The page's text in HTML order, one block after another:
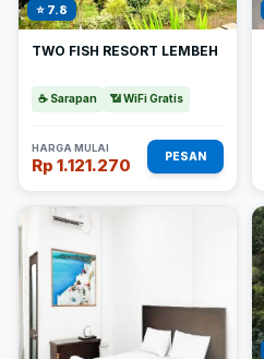
⭐ 7.8
TWO FISH RESORT LEMBEH
☕ Sarapan 📶 WiFi Gratis
HARGA MULAI
Rp 1.121.270 PESAN